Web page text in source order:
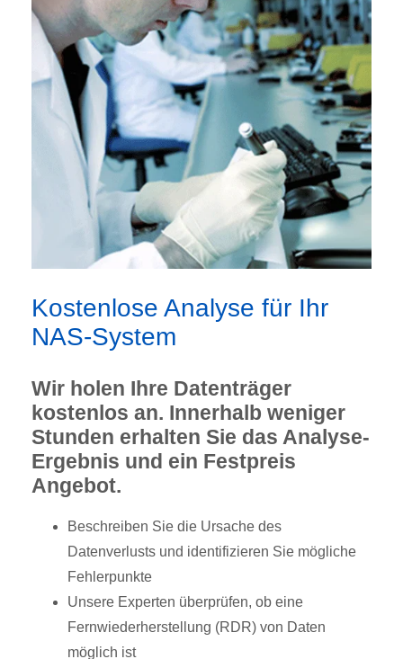
Kostenlose Analyse für Ihr
NAS-System
Wir holen Ihre Datenträger
kostenlos an. Innerhalb weniger
Stunden erhalten Sie das Analyse-
Ergebnis und ein Festpreis
Angebot.
Beschreiben Sie die Ursache des
Datenverlusts und identifizieren Sie mögliche
Fehlerpunkte
Unsere Experten überprüfen, ob eine
Fernwiederherstellung (RDR) von Daten
möglich ist